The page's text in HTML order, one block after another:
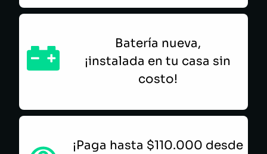
Batería nueva,
¡instalada en tu casa sin
costo!
¡Paga hasta $110.000 desde